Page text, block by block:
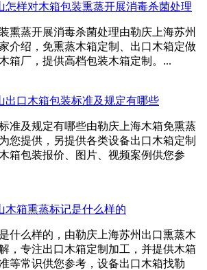
怎样对木箱包装熏蒸开展消毒杀菌处理
熏蒸开展消毒杀菌处理由勒庆上海苏州
介绍，免熏蒸木箱定制、出口木箱定做
箱厂，提供高档包装木箱定制。...
出口木箱包装标准及规定有哪些
准及规定有哪些由勒庆上海木箱免熏蒸
您提供，另提供各类设备出口木箱定制
箱包装报价、图片、视频案例供您参
木箱熏蒸标记是什么样的
什么样的，由勒庆上海苏州出口熏蒸木
，专注出口木箱定制加工，并提供木箱
等常识供您参考，设备出口木箱找勒